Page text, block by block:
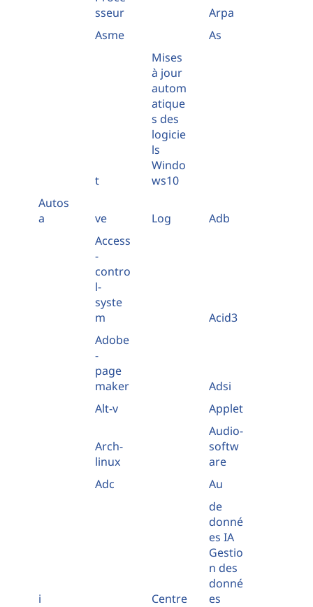
sseur
Arpa
Asme
As
t
Mises
à jour
autom
atique
s des
logicie
ls
Windo
ws10
Autos
a
ve Log
Adb
Access
-
contro
l-
syste
m
Acid3
Adobe
-
page
maker
Adsi
Alt-v
Applet
Arch-
linux
Audio-
softw
are
Adc
Au
i Centre
de
donné
es IA
Gestio
n des
donné
es